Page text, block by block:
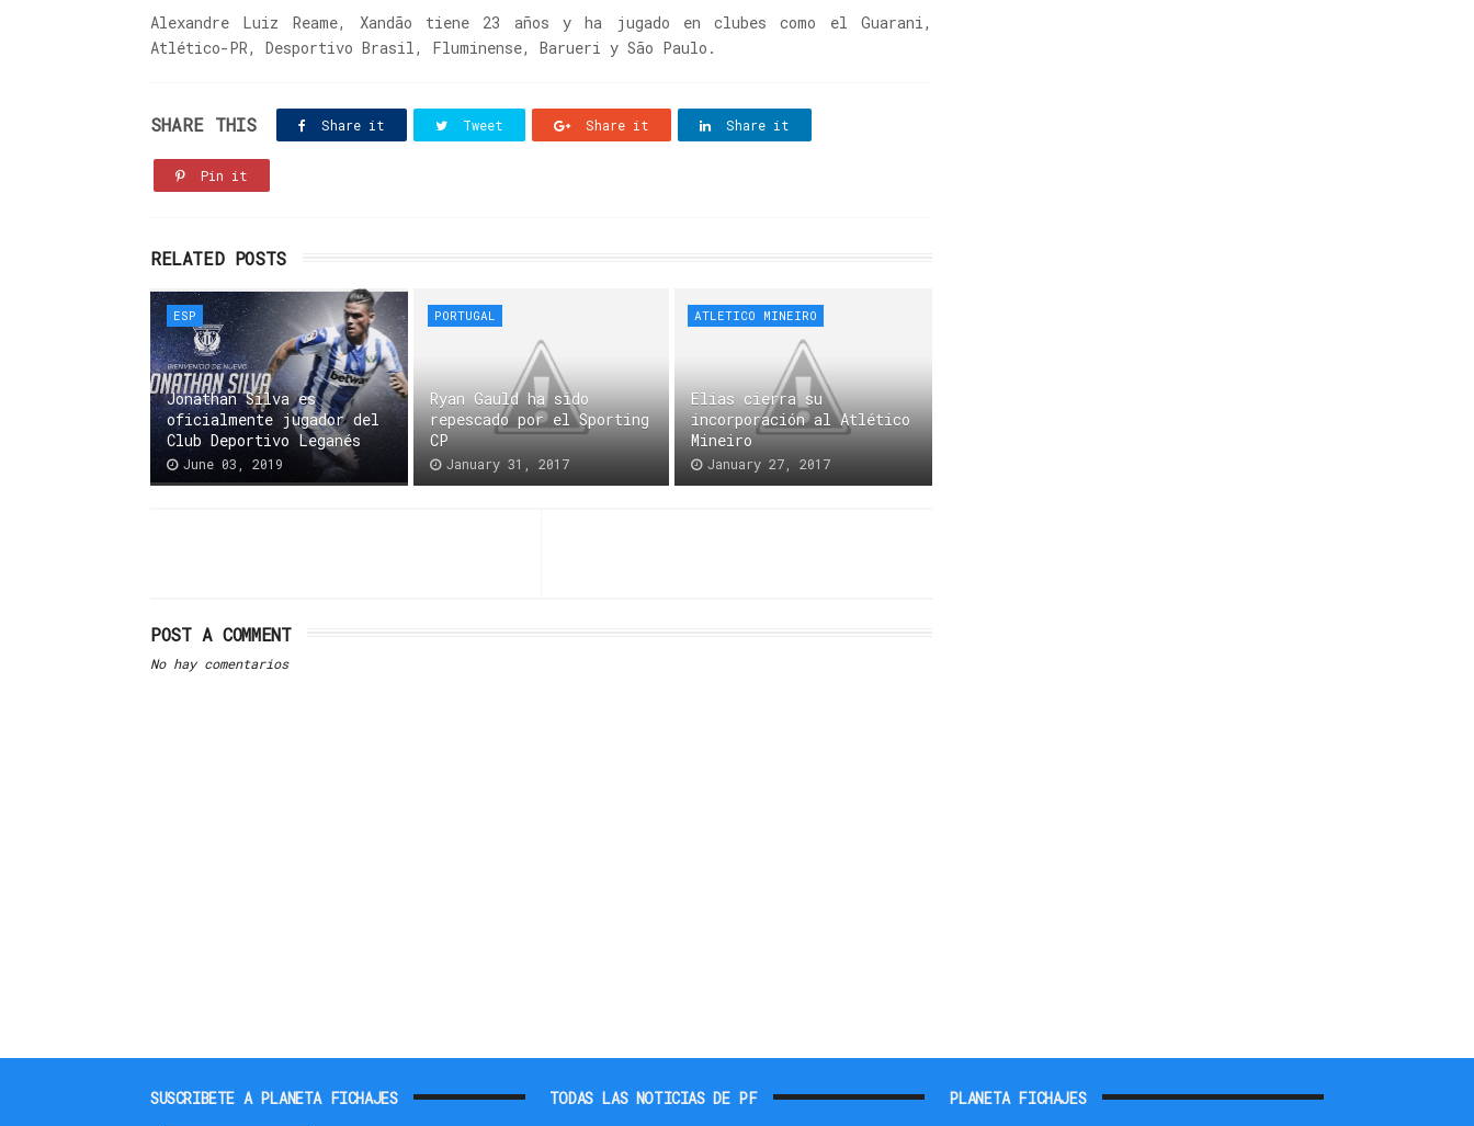
Alexandre Luiz Reame, Xandão tiene 23 años y ha jugado en clubes como el Guarani,
Atlético-PR, Desportivo Brasil, Fluminense, Barueri y São Paulo.
SHARE THIS Share it Tweet Share it Share it
Pin it
RELATED POSTS
ESP
Jonathan Silva es
oficialmente jugador del
Club Deportivo Leganés
June 03, 2019
PORTUGAL
Ryan Gauld ha sido
repescado por el Sporting
CP
January 31, 2017
ATLETICO MINEIRO
Elias cierra su
incorporación al Atlético
Mineiro
January 27, 2017
POST A COMMENT
No hay comentarios
SUSCRIBETE A PLANETA FICHAJES TODAS LAS NOTICIAS DE PF
PLANETA FICHAJES